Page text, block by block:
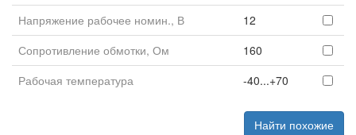
Напряжение рабочее номин., В
12
Сопротивление обмотки, Ом
160
Рабочая температура
-40...+70
Найти похожие